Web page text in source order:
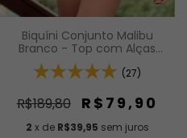
Biquíni Conjunto Malibu
Branco - Top com Alças
Fixas e Bojo Removível e
Calcinha Cintura Alta (Hot
(27)
R$189,80 R$79,90
2 x de R$39,95 sem juros